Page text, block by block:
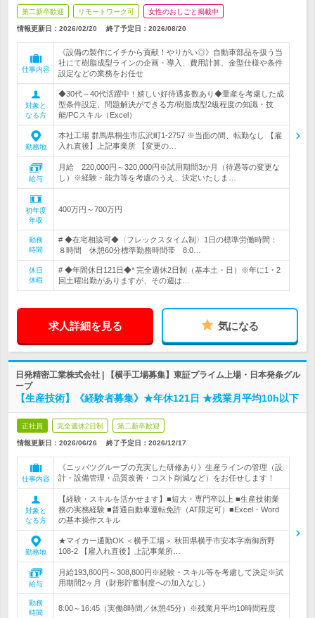
第二新卒歓迎 リモートワーク可 女性のおしごと掲載中
情報更新日：2026/02/20 終了予定日： 2026/08/20
仕事内容
《設備の製作にイチから貢献！やりがい◎》自動車部品を扱う当
社にて樹脂成型ラインの企画・導入、費用計算、金型仕様や条件
設定などの業務をお任せ
対象と
なる方
◆30代～40代活躍中！嬉しい好待遇多数あり◆量産を考慮した成
型条件設定、問題解決ができる方/樹脂成型2級程度の知識・技
能/PCスキル（Excel）
勤務地
本社工場 群馬県桐生市広沢町1-2757 ※当面の間、転勤なし 【雇
入れ直後】上記事業所 【変更の…
給与
月給 220,000円～320,000円※試用期間3か月（待遇等の変更な
し）※経験・能力等を考慮のうえ、決定いたしま…
初年度
年収
400万円～700万円
勤務
時間
# ◆在宅相談可◆〈フレックスタイム制〉1日の標準労働時間：
８時間 休憩60分標準勤務時間帯 8:0…
休日
休暇
# ◆年間休日121日◆* 完全週休2日制（基本土・日）※年に1・2
回土曜出勤がありますが、その週は…
求人詳細を見る 気になる
日発精密工業株式会社 | 【横手工場募集】東証プライム上場・日本発条グル
ープ
【生産技術】《経験者募集》★年休121日 ★残業月平均10h以下
正社員 完全週休2日制 第二新卒歓迎
情報更新日：2026/06/26 終了予定日： 2026/12/17
仕事内容
《ニッパツグループの充実した研修あり》生産ラインの管理（設
計・設備管理・品質改善・コスト削減など）をお任せします！
対象と
なる方
【経験・スキルを活かせます】■短大・専門卒以上 ■生産技術業
務の実務経験 ■普通自動車運転免許（AT限定可）■Excel・Word
の基本操作スキル
勤務地
★マイカー通勤OK ＜横手工場＞ 秋田県横手市安本字南御所野
108‐2 【雇入れ直後】上記事業所…
給与
月給193,800円～308,800円※経験・スキル等を考慮して決定※試
用期間2ヶ月（財形貯蓄制度への加入なし）
勤務
時間
8:00～16:45（実働8時間／休憩45分）※残業月平均10時間程度